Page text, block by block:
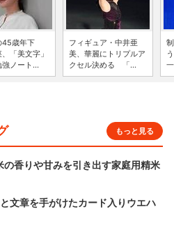
45歳年下
「美文字」
ノート...
フィギュア・中井亜
美、華麗にトリプルア
クセル決める 「...
もっと見る
香りや甘みを引き出す家庭用精米
文章を手がけたカード入りウエハ